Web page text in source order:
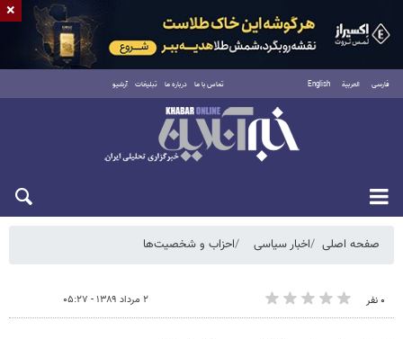
فارسی العربية English تماس با ما درباره ما تبلیغات آرشیو
شنبه ۱۷ مرداد ۱۴۰۵
صفحه اصلی اخبار سیاسی احزاب و شخصیت‌ها
۰ نفر ۲ مرداد ۱۳۸۹ - ۰۵:۲۷
×